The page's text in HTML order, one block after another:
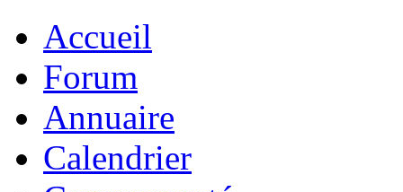
Accueil
Forum
Annuaire
Calendrier